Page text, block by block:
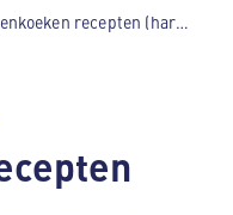
5 x Pannenkoeken recepten (hartig én zoet!)